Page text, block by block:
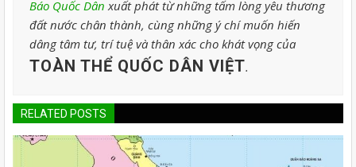
Báo Quốc Dân xuất phát từ những tấm lòng yêu thương
đất nước chân thành, cùng những ý chí muốn hiến
dâng tâm tư, trí tuệ và thân xác cho khát vọng của
TOÀN THỂ QUỐC DÂN VIỆT.
RELATED POSTS